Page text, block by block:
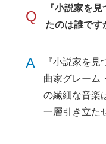
Q
『小説家を
たのは誰です
A
『小説家を
曲家グレーム
の繊細な音楽
一層引き立た